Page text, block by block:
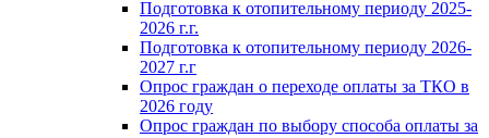
Подготовка к отопительному периоду 2025-
2026 г.г.
Подготовка к отопительному периоду 2026-
2027 г.г
Опрос граждан о переходе оплаты за ТКО в
2026 году
Опрос граждан по выбору способа оплаты за